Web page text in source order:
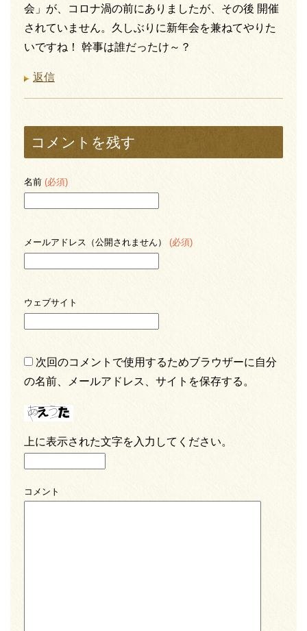
会」が、コロナ渦の前にありましたが、その後 開催
されていません。久しぶりに新年会を兼ねてやりた
いですね！ 幹事は誰だったけ～？
返信
コメントを残す
名前 (必須)
メールアドレス（公開されません） (必須)
ウェブサイト
次回のコメントで使用するためブラウザーに自分
の名前、メールアドレス、サイトを保存する。
上に表示された文字を入力してください。
コメント